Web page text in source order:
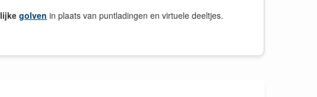
golven in plaats van puntladingen en virtuele deeltjes.